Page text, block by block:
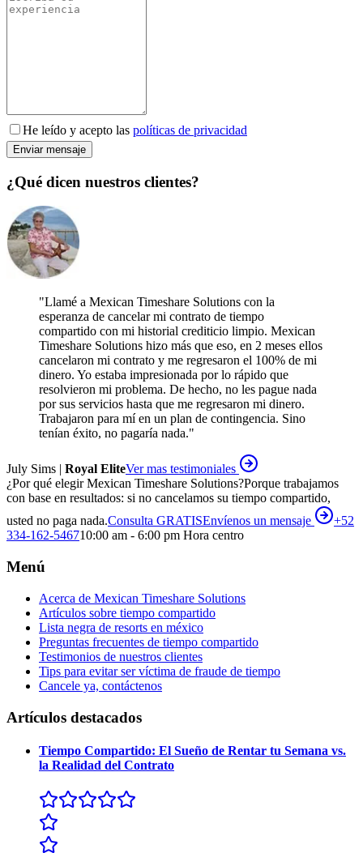
He leído y acepto las políticas de privacidad
Enviar mensaje
¿Qué dicen nuestros clientes?
"Llamé a Mexican Timeshare Solutions con la
esperanza de cancelar mi contrato de tiempo
compartido con mi historial crediticio limpio. Mexican
Timeshare Solutions hizo más que eso, en 2 meses ellos
cancelaron mi contrato y me regresaron el 100% de mi
dinero. Yo estaba impresionada por lo rápido que
resolvieron mi problema. De hecho, no les pague nada
por sus servicios hasta que me regresaron mi dinero.
Trabajaron para mí en un plan de contingencia. Sino
tenían éxito, no pagaría nada."
July Sims | Royal EliteVer mas testimoniales
¿Por qué elegir Mexican Timeshare Solutions?Porque trabajamos
con base en resultados: si no cancelamos su tiempo compartido,
usted no paga nada.Consulta GRATISEnvíenos un mensaje
+52
334-162-546710:00 am - 6:00 pm Hora centro
Menú
Acerca de Mexican Timeshare Solutions
Artículos sobre tiempo compartido
Lista negra de resorts en méxico
Preguntas frecuentes de tiempo compartido
Testimonios de nuestros clientes
Tips para evitar ser víctima de fraude de tiempo
Cancele ya, contáctenos
Artículos destacados
Tiempo Compartido: El Sueño de Rentar tu Semana vs.
la Realidad del Contrato